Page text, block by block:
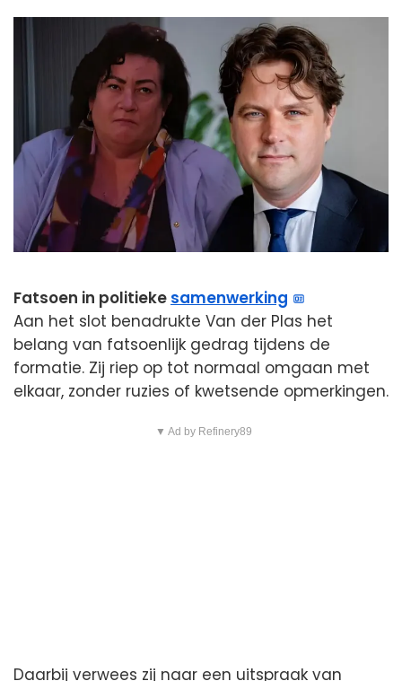
Fatsoen in politieke samenwerking
Aan het slot benadrukte Van der Plas het
belang van fatsoenlijk gedrag tijdens de
formatie. Zij riep op tot normaal omgaan met
elkaar, zonder ruzies of kwetsende opmerkingen.
▼ Ad by Refinery89
Daarbij verwees zij naar een uitspraak van